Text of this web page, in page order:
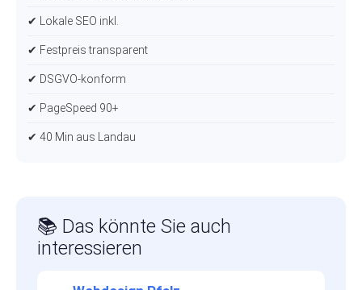
✔ Lokale SEO inkl.
✔ Festpreis transparent
✔ DSGVO-konform
✔ PageSpeed 90+
✔ 40 Min aus Landau
📚 Das könnte Sie auch
interessieren